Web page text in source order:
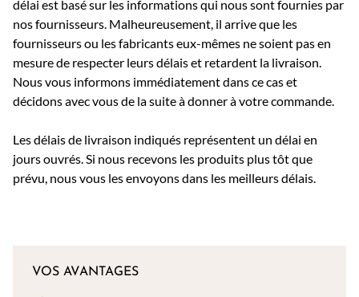
délai est basé sur les informations qui nous sont fournies par
nos fournisseurs. Malheureusement, il arrive que les
fournisseurs ou les fabricants eux-mêmes ne soient pas en
mesure de respecter leurs délais et retardent la livraison.
Nous vous informons immédiatement dans ce cas et
décidons avec vous de la suite à donner à votre commande.
Les délais de livraison indiqués représentent un délai en
jours ouvrés. Si nous recevons les produits plus tôt que
prévu, nous vous les envoyons dans les meilleurs délais.
VOS AVANTAGES